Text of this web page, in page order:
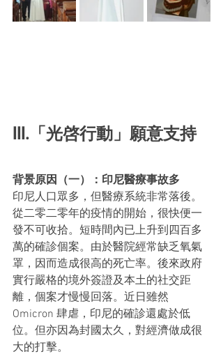
III.「光啓行動」願意支持
背景原因（一）：印尼醫療事故多
印尼人口眾多，但醫療系統非常落後。
從二零二零年的疫情的開始，很快便一
發不可收拾。短時間內已上升到四百多
萬的確診個案。由於醫院經常缺乏氧氣
罩，因而造成很高的死亡率。後來政府
實行嚴格的境外簽證及本土的社交距
離，個案才慢慢回落。近日雖然
Omicron 肆虐，印尼的確診還處於低
位。但亦因為封國太久，對經濟做成很
大的打擊。